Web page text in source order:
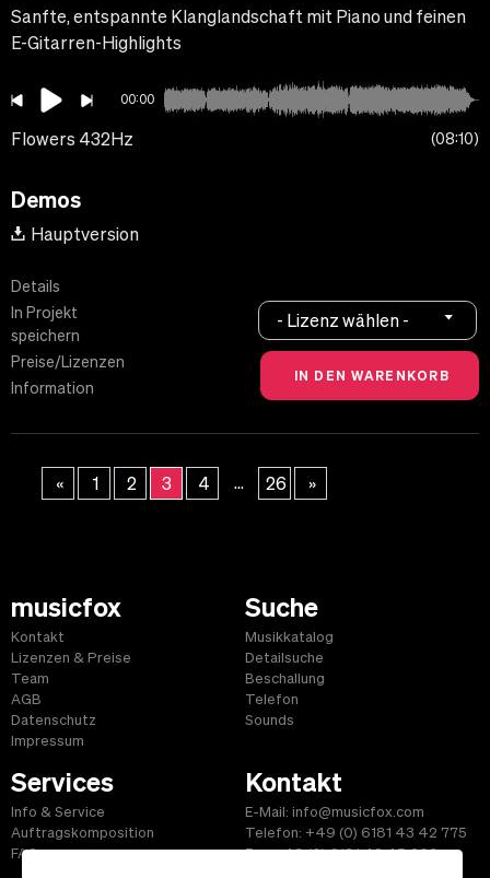
Sanfte, entspannte Klanglandschaft mit Piano und feinen
E-Gitarren-Highlights
00:00
Flowers 432Hz 08:10
Demos
Hauptversion
Details
In Projekt
speichern
Preise/Lizenzen
Information
- Lizenz wählen -
« 1 2 3 4 ... 26 »
musicfox
Kontakt
Lizenzen & Preise
Team
AGB
Datenschutz
Impressum
Suche
Musikkatalog
Detailsuche
Beschallung
Telefon
Sounds
Services
Info & Service
Auftragskomposition
FAQ
Kontakt
E-Mail: info@musicfox.com
Telefon: +49 (0) 6181 43 42 775
Fax: +49 (0) 6181 43 45 609